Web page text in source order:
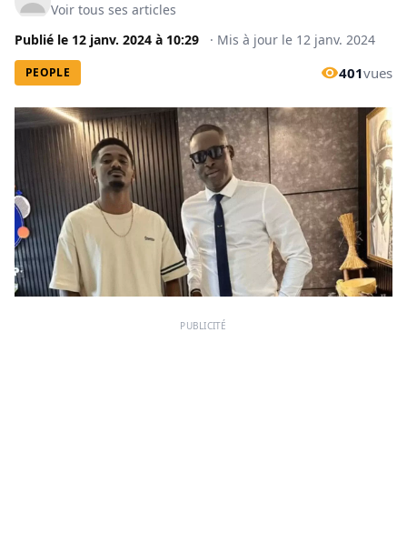
Voir tous ses articles
Publié le 12 janv. 2024 à 10:29 · Mis à jour le 12 janv. 2024
PEOPLE 401vues
PUBLICITÉ